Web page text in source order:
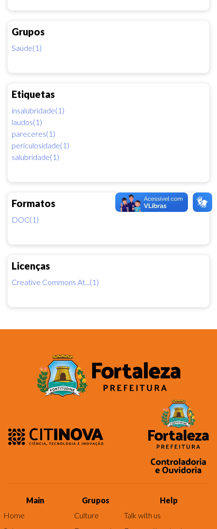
Grupos
Saúde(1)
Etiquetas
insalubridade(1)
laudos(1)
pareceres(1)
periculosidade(1)
salubridade(1)
Formatos
DOC(1)
Licenças
Creative Commons At...(1)
Main
Home
Grupos
Culture
Help
Talk with us